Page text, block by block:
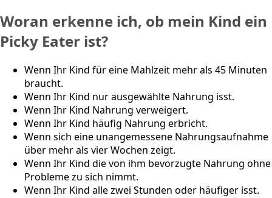
Woran erkenne ich, ob mein Kind ein
Picky Eater ist?
Wenn Ihr Kind für eine Mahlzeit mehr als 45 Minuten
braucht.
Wenn Ihr Kind nur ausgewählte Nahrung isst.
Wenn Ihr Kind Nahrung verweigert.
Wenn Ihr Kind häufig Nahrung erbricht.
Wenn sich eine unangemessene Nahrungsaufnahme
über mehr als vier Wochen zeigt.
Wenn Ihr Kind die von ihm bevorzugte Nahrung ohne
Probleme zu sich nimmt.
Wenn Ihr Kind alle zwei Stunden oder häufiger isst.